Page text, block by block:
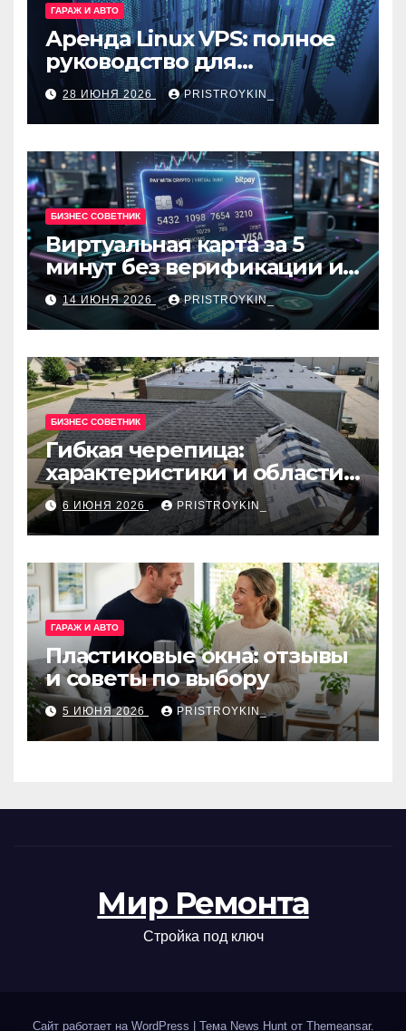
ГАРАЖ И АВТО
Аренда Linux VPS: полное
руководство для
разработчиков и
администраторов
28 ИЮНЯ 2026 PRISTROYKIN_
БИЗНЕС СОВЕТНИК
Виртуальная карта за 5
минут без верификации и
банков с пополнением в
USDT
14 ИЮНЯ 2026 PRISTROYKIN_
БИЗНЕС СОВЕТНИК
Гибкая черепица:
характеристики и области
применения
6 ИЮНЯ 2026 PRISTROYKIN_
ГАРАЖ И АВТО
Пластиковые окна: отзывы
и советы по выбору
5 ИЮНЯ 2026 PRISTROYKIN_
Мир Ремонта
Стройка под ключ
Сайт работает на WordPress | Тема News Hunt от Themeansar.